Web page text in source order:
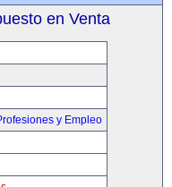
en Venta
y Empleo